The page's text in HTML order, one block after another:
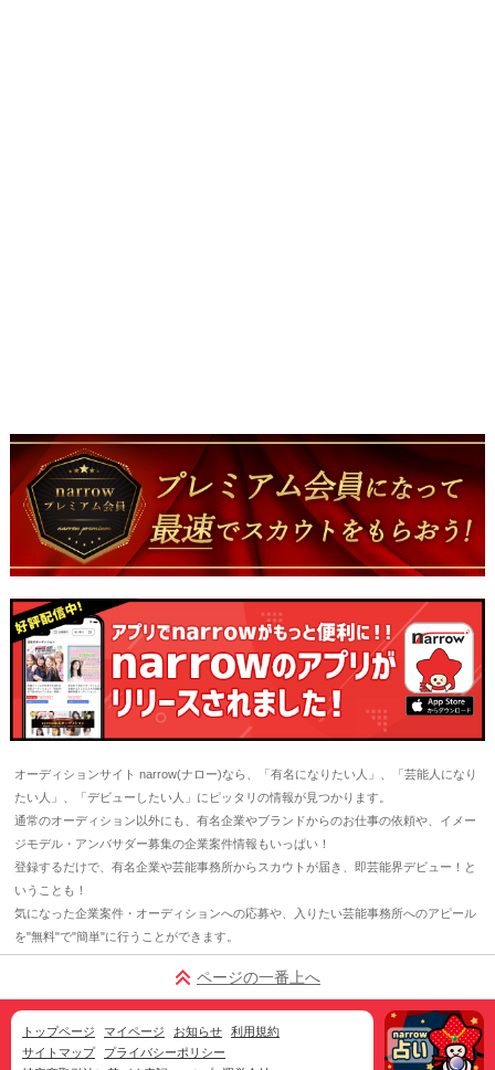
オーディションサイト narrow(ナロー)なら、「有名になりたい人」、「芸能人になり
たい人」、「デビューしたい人」にピッタリの情報が見つかります。
通常のオーディション以外にも、有名企業やブランドからのお仕事の依頼や、イメー
ジモデル・アンバサダー募集の企業案件情報もいっぱい！
登録するだけで、有名企業や芸能事務所からスカウトが届き、即芸能界デビュー！と
いうことも！
気になった企業案件・オーディションへの応募や、入りたい芸能事務所へのアピール
を"無料"で"簡単"に行うことができます。
ページの一番上へ
トップページ マイページ お知らせ
利用規約
サイトマップ
プライバシーポリシー